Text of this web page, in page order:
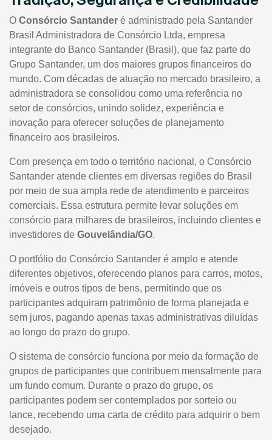
O Consórcio Santander é administrado pela Santander
Brasil Administradora de Consórcio Ltda, empresa
integrante do Banco Santander (Brasil), que faz parte do
Grupo Santander, um dos maiores grupos financeiros do
mundo. Com décadas de atuação no mercado brasileiro, a
administradora se consolidou como uma referência no
setor de consórcios, unindo solidez, experiência e
inovação para oferecer soluções de planejamento
financeiro aos brasileiros.
Com presença em todo o território nacional, o Consórcio
Santander atende clientes em diversas regiões do Brasil
por meio de sua ampla rede de atendimento e parceiros
comerciais. Essa estrutura permite levar soluções em
consórcio para milhares de brasileiros, incluindo clientes e
investidores de Gouvelândia/GO.
O portfólio do Consórcio Santander é amplo e atende
diferentes objetivos, oferecendo planos para carros, motos,
imóveis e outros tipos de bens, permitindo que os
participantes adquiram patrimônio de forma planejada e
sem juros, pagando apenas taxas administrativas diluídas
ao longo do prazo do grupo.
O sistema de consórcio funciona por meio da formação de
grupos de participantes que contribuem mensalmente para
um fundo comum. Durante o prazo do grupo, os
participantes podem ser contemplados por sorteio ou
lance, recebendo uma carta de crédito para adquirir o bem
desejado.